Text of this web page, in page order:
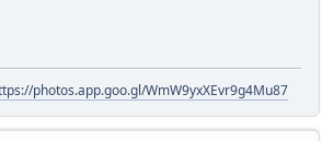
photos.app.goo.gl/WmW9yxXEvr9g4Mu87